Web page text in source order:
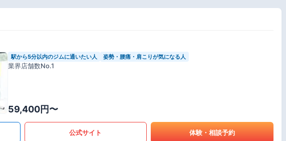
駅から5分以内のジムに通いたい人 姿勢・腰痛・肩こりが気になる人
業界店舗数No.1
59,400円〜
公式サイト 体験・相談予約